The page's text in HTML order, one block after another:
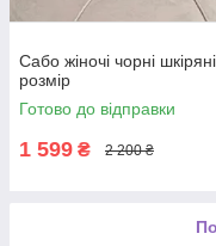
Сабо жіночі чорні
розмір
Готово до відправки
1 599 ₴ 2 200 ₴